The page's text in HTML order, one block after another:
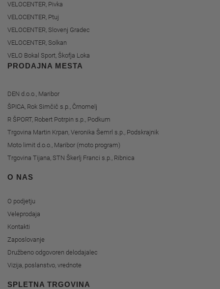
VELOCENTER, Pivka
VELOCENTER, Ptuj
VELOCENTER, Slovenj Gradec
VELOCENTER, Solkan
VELO Bokal Sport, Škofja Loka
PRODAJNA MESTA
DEN d.o.o., Maribor
ŠPICA, Rok Simčič s.p., Črnomelj
R ŠPORT, Robert Potrpin s.p., Podkum
Trgovina Martin Krpan, Veronika Šemrl s.p., Podskrajnik
Moto limit d.o.o., Maribor (moto program)
Trgovina Tijana, STN Škerlj Franci s.p., Ribnica
O NAS
O podjetju
Veleprodaja
Kontakti
Zaposlovanje
Družbeno odgovoren delodajalec
Vizija, poslanstvo, vrednote
SPLETNA TRGOVINA